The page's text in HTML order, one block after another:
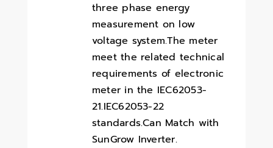
three phase energy
measurement on low
voltage system.The meter
meet the related technical
requirements of electronic
meter in the IEC62053-
21.IEC62053-22
standards.Can Match with
SunGrow Inverter.